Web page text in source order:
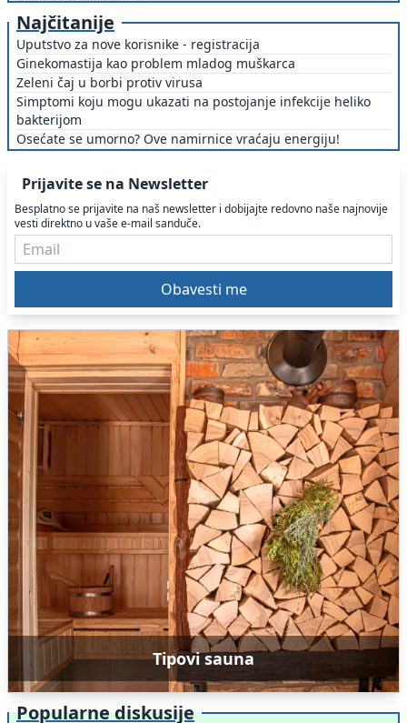
Najčitanije
Uputstvo za nove korisnike - registracija
Ginekomastija kao problem mladog muškarca
Zeleni čaj u borbi protiv virusa
Simptomi koju mogu ukazati na postojanje infekcije heliko
bakterijom
Osećate se umorno? Ove namirnice vraćaju energiju!
Prijavite se na Newsletter
Besplatno se prijavite na naš newsletter i dobijajte redovno naše najnovije
vesti direktno u vaše e-mail sanduče.
Tipovi sauna
Popularne diskusije